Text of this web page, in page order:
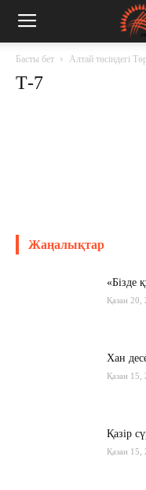
Басты бет Алтай төсіндегі
Т-7
Жаңалықтар
«Бізде
Қазан 20,
Хан
Қазан 15,
Қазір
Қазан 15,